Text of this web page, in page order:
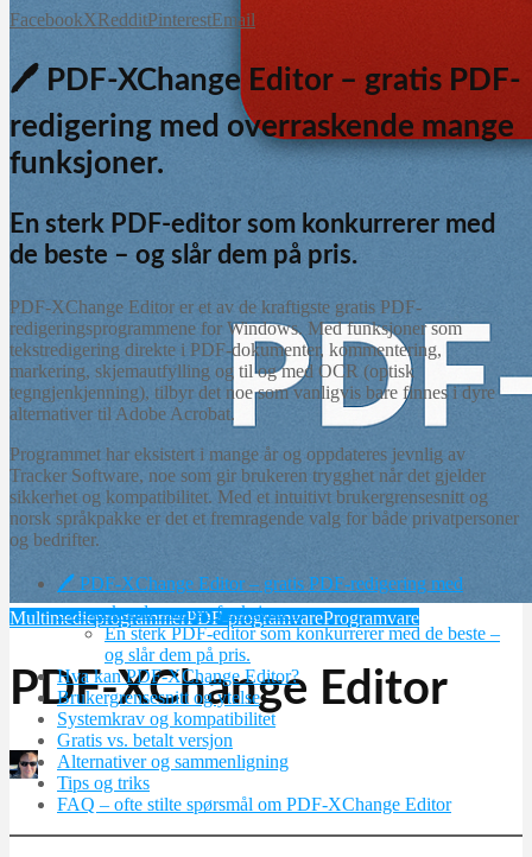
MultimedieprogrammerPDF-programvareProgramvare
PDF-XChange Editor
Martin Jørgensen
november 3, 2025
FacebookXRedditPinterestEmail
🖊️ PDF-XChange Editor – gratis PDF-
redigering med overraskende mange
funksjoner.
En sterk PDF-editor som konkurrerer med
de beste – og slår dem på pris.
PDF-XChange Editor er et av de kraftigste gratis PDF-
redigeringsprogrammene for Windows. Med funksjoner som
tekstredigering direkte i PDF-dokumenter, kommentering,
markering, skjemautfylling og til og med OCR (optisk
tegngjenkjenning), tilbyr det noe som vanligvis bare finnes i dyre
alternativer til Adobe Acrobat.
Programmet har eksistert i mange år og oppdateres jevnlig av
Tracker Software, noe som gir brukeren trygghet når det gjelder
sikkerhet og kompatibilitet. Med et intuitivt brukergrensesnitt og
norsk språkpakke er det et fremragende valg for både privatpersoner
og bedrifter.
🖊️ PDF-XChange Editor – gratis PDF-redigering med
overraskende mange funksjoner.
En sterk PDF-editor som konkurrerer med de beste –
og slår dem på pris.
Hva kan PDF-XChange Editor?
Brukergrensesnitt og ytelse
Systemkrav og kompatibilitet
Gratis vs. betalt versjon
Alternativer og sammenligning
Tips og triks
FAQ – ofte stilte spørsmål om PDF-XChange Editor